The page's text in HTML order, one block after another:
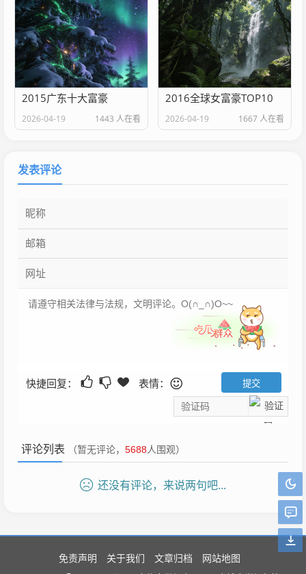
2015广东十大富豪
2026-04-19 1443 人在看
2016全球女富豪TOP10
2026-04-19 1667 人在看
发表评论
快捷回复： 表情：
评论列表 （暂无评论， 5688人围观）
还没有评论，来说两句吧...
免责声明 关于我们 文章归档 网站地图